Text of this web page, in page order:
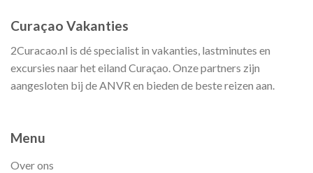
Curaçao Vakanties
2Curacao.nl is dé specialist in vakanties, lastminutes en
excursies naar het eiland Curaçao. Onze partners zijn
aangesloten bij de ANVR en bieden de beste reizen aan.
Menu
Over ons